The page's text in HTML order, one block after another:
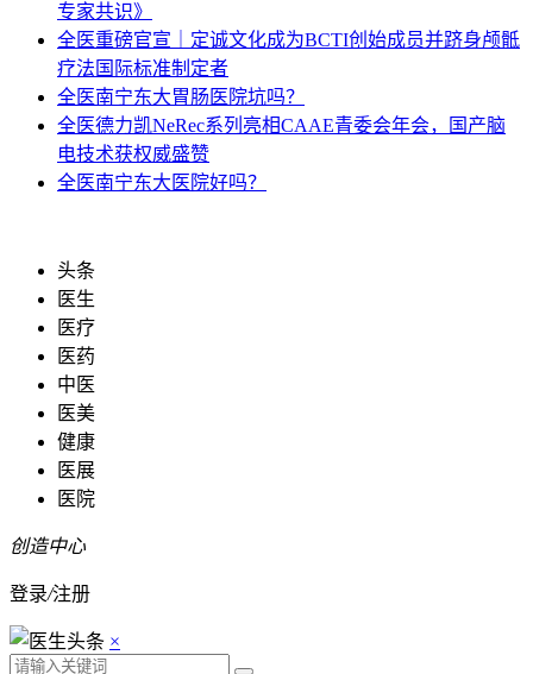
专家共识》
全医重磅官宣｜定诚文化成为BCTI创始成员并跻身颅骶
疗法国际标准制定者
全医南宁东大胃肠医院坑吗？
全医德力凯NeRec系列亮相CAAE青委会年会，国产脑
电技术获权威盛赞
全医南宁东大医院好吗？
头条
医生
医疗
医药
中医
医美
健康
医展
医院
创造中心
登录/注册
×